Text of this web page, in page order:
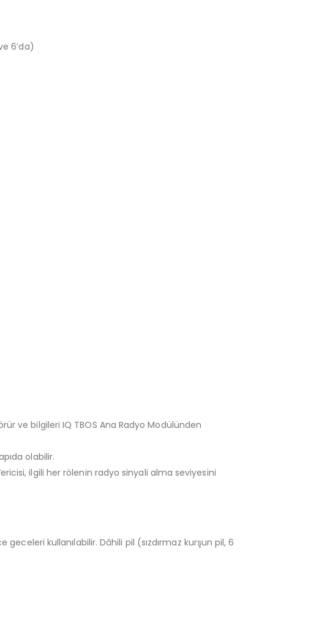
6’da)
ve bilgileri IQ TBOS Ana Radyo Modülünden
olabilir.
ilgili her rölenin radyo sinyali alma seviyesini
kullanılabilir. Dâhili pil (sızdırmaz kurşun pil, 6